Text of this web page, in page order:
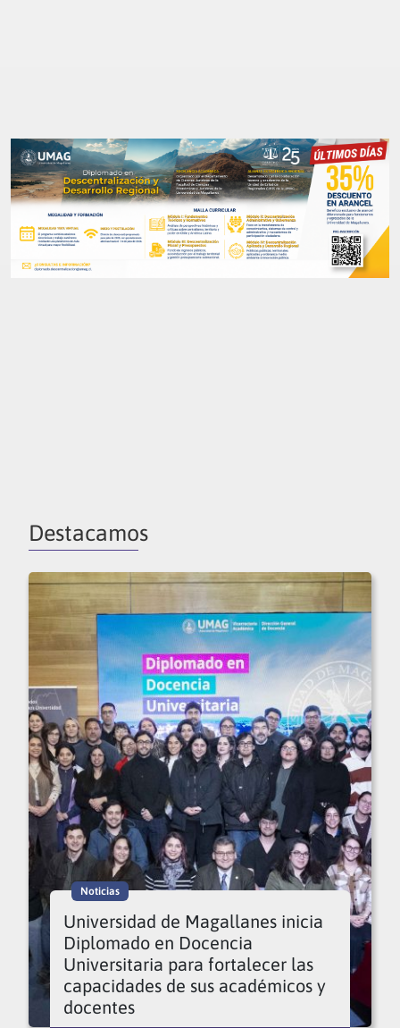
Destacamos
Noticias
Universidad de Magallanes inicia
Diplomado en Docencia
Universitaria para fortalecer las
capacidades de sus académicos y
docentes